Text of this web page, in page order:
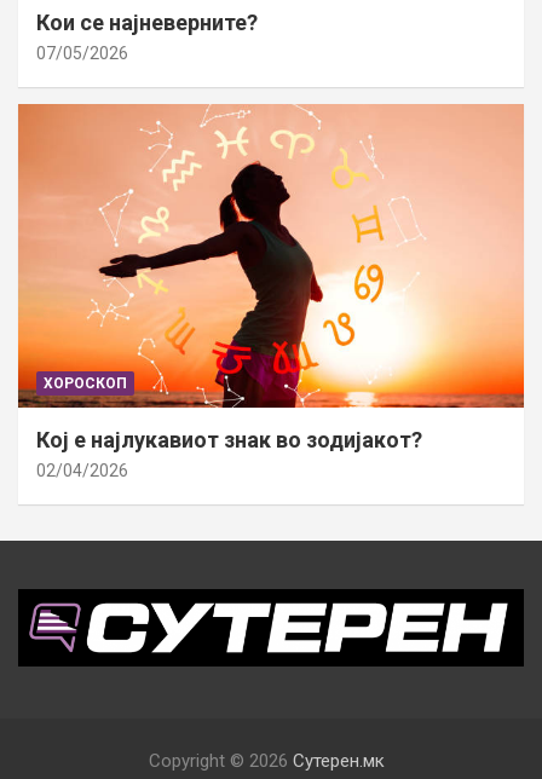
Кои се најневерните?
07/05/2026
ХОРОСКОП
Кој е најлукавиот знак во зодијакот?
02/04/2026
Copyright © 2026 Сутерен.мк